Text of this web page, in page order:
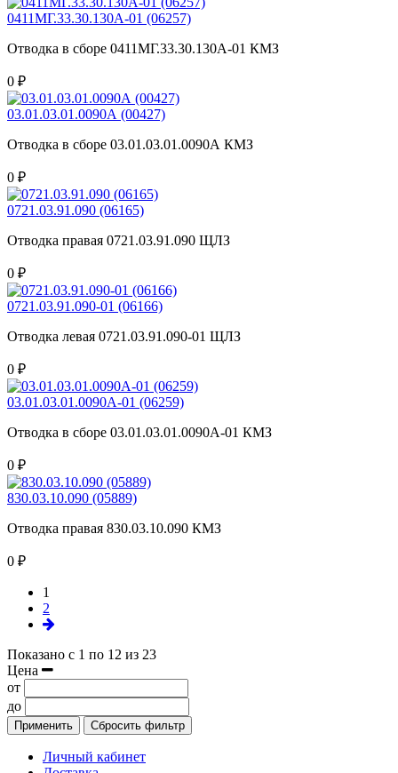
0411МГ.33.30.130А-01 (06257)
Отводка в сборе 0411МГ.33.30.130А-01 КМЗ
0 ₽
03.01.03.01.0090А (00427)
Отводка в сборе 03.01.03.01.0090А КМЗ
0 ₽
0721.03.91.090 (06165)
Отводка правая 0721.03.91.090 ЩЛЗ
0 ₽
0721.03.91.090-01 (06166)
Отводка левая 0721.03.91.090-01 ЩЛЗ
0 ₽
03.01.03.01.0090А-01 (06259)
Отводка в сборе 03.01.03.01.0090А-01 КМЗ
0 ₽
830.03.10.090 (05889)
Отводка правая 830.03.10.090 КМЗ
0 ₽
1
2
Показано с 1 по 12 из 23
Цена
от
до
Применить Сбросить фильтр
Личный кабинет